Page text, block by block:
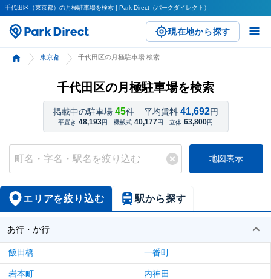
千代田区（東京都）の月極駐車場を検索 | Park Direct（パークダイレクト）
現在地から探す
東京都 千代田区の月極駐車場 検索
千代田区の月極駐車場を検索
掲載中の駐車場 45件 平均賃料 41,692円
平置き 48,193円 機械式 40,177円 立体 63,800円
地図表示
エリアを絞り込む 駅から探す
あ行・か行
飯田橋 一番町
岩本町 内神田